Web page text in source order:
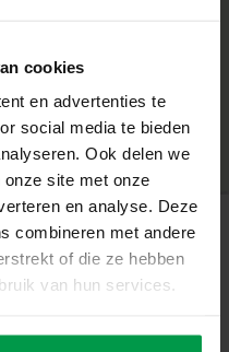
cookies
en advertenties te
social media te bieden
Ook delen we
site met onze
en analyse. Deze
combineren met andere
of die ze hebben
van hun services.
paardenbeeld
effect
van paarden houden
met grote ideeën
meisjes die fantasie
producten
Minimale